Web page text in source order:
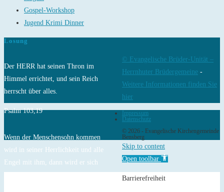
Gospel-Workshop
Jugend Krimi Dinner
Losung
Der HERR hat seinen Thron im
Himmel errichtet, und sein Reich
herrscht über alles.
Psalm 103,19
Wenn der Menschensohn kommen
wird in seiner Herrlichkeit und alle
Engel mit ihm, dann wird er sich
© Evangelische Brüder-Unität –
Herrnhuter Brüdergemeine -
Weitere Informationen finden Sie
hier
Impressum
Datenschutz
© 2026 - Evangelische Kirchengemeinde
Bensberg
Skip to content
Open toolbar
Barrierefreiheit